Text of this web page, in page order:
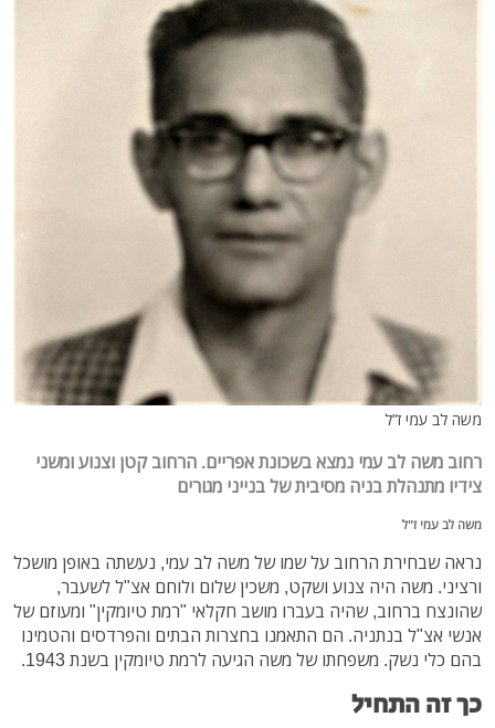
משה לב עמי ז"ל
רחוב משה לב עמי נמצא בשכונת אפריים. הרחוב קטן וצנוע ומשני
צידיו מתנהלת בניה מסיבית של בנייני מגורים
משה לב עמי ז"ל
נראה שבחירת הרחוב על שמו של משה לב עמי, נעשתה באופן מושכל
ורציני. משה היה צנוע ושקט, משכין שלום ולוחם אצ"ל לשעבר,
שהונצח ברחוב, שהיה בעברו מושב חקלאי "רמת טיומקין" ומעוזם של
אנשי אצ"ל בנתניה. הם התאמנו בחצרות הבתים והפרדסים והטמינו
בהם כלי נשק. משפחתו של משה הגיעה לרמת טיומקין בשנת 1943.
כך זה התחיל